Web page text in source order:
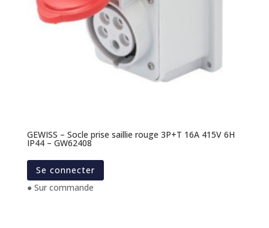
GEWISS – Socle prise saillie rouge 3P+T 16A 415V 6H
IP44 – GW62408
Se connecter
● Sur commande